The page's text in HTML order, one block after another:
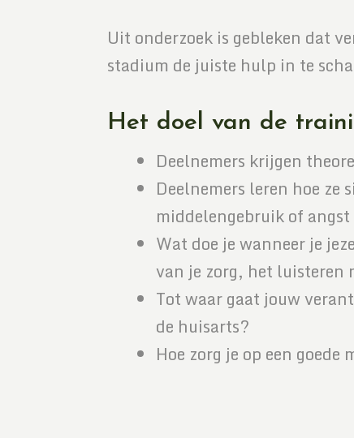
Uit onderzoek is gebleken dat
stadium de juiste hulp in te
Het doel van de
Deelnemers krijgen
Deelnemers leren hoe
middelengebruik of
Wat doe je wanneer je
van je zorg, het luisteren
Tot waar gaat jouw
de huisarts?
Hoe zorg je op een